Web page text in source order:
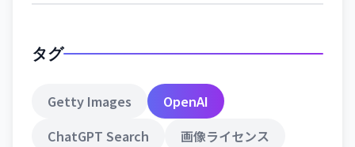
タグ
Getty Images
OpenAI
ChatGPT Search
画像ライセンス